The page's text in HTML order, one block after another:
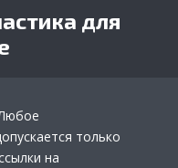
для
только
на